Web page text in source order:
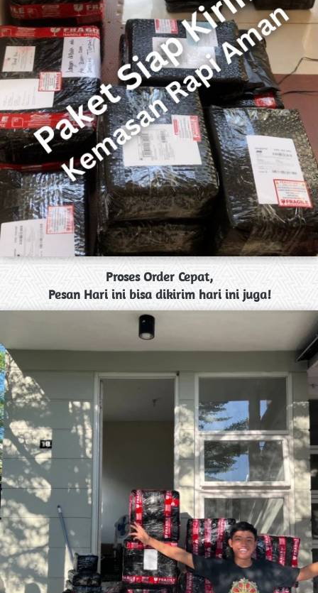
Proses Order Cepat,
Pesan Hari ini bisa dikirim hari ini juga!